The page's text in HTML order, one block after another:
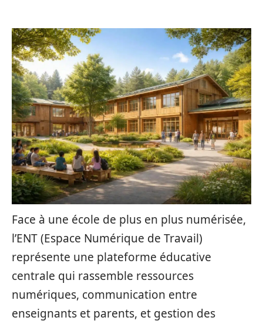
Face à une école de plus en plus numérisée,
l’ENT (Espace Numérique de Travail)
représente une plateforme éducative
centrale qui rassemble ressources
numériques, communication entre
enseignants et parents, et gestion des